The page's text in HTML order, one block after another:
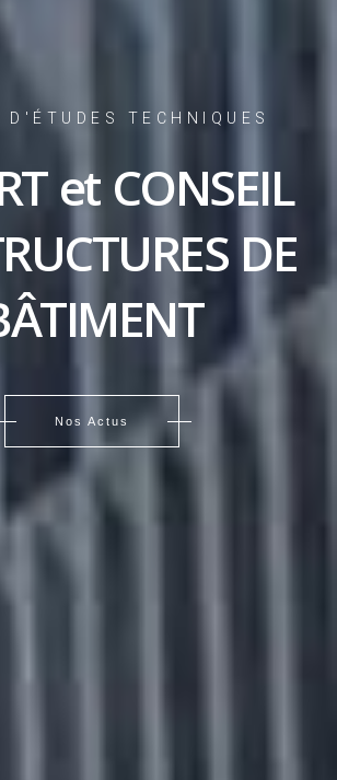
D'ÉTUDES TECHNIQUES
et CONSEIL
DE
Nos Actus